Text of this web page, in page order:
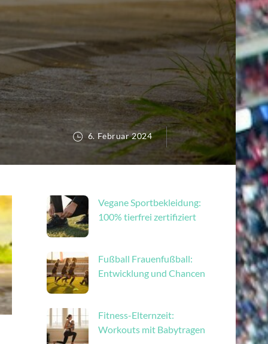
6. Februar 2024
Vegane Sportbekleidung:
100% tierfrei zertifiziert
Fußball Frauenfußball:
Entwicklung und Chancen
Fitness-Elternzeit:
Workouts mit Babytragen